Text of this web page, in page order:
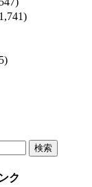
ク